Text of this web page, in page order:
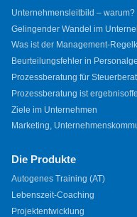
Unternehmensleitbild – warum?
Gelingender Wandel im
Was ist der Management-
Beurteilungsfehler in
Prozessberatung für
Prozessberatung ist
Ziele im Unternehmen
Marketing,
Die Produkte
Autogenes Training (AT)
Lebenszeit-Coaching
Projektentwicklung